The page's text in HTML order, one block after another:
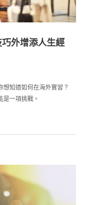
外增添人生經
知道如何在海外實習？
是一項挑戰。